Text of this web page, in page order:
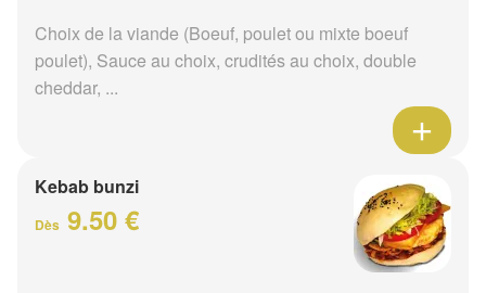
Choix de la viande (Boeuf, poulet ou mixte boeuf
poulet), Sauce au choix, crudités au choix, double
cheddar, ...
Kebab bunzi
Dès 9.50 €